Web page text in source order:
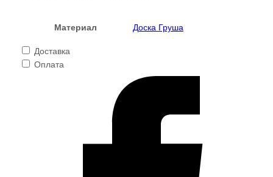
Материал Доска Груша
Доставка
Оплата